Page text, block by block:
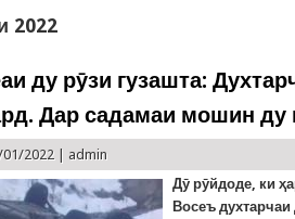
2022
ду рӯзи гузашта:
Дар садамаи мошин
2022 | admin
Дӯ рӯйдоде, ки
Восеъ